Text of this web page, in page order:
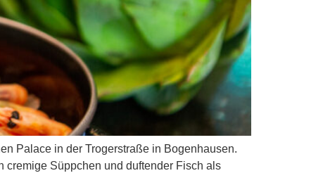
Palace in der Trogerstraße in Bogenhausen.
cremige Süppchen und duftender Fisch als